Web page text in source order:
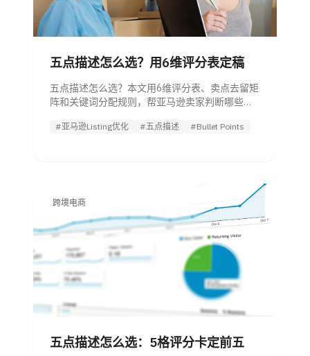
五点描述怎么选？用6维评分表定稿
五点描述怎么选？本文用6维评分表、卖点去留矩
阵和关键词分配规则，帮亚马逊卖家判断哪些卖
#亚马逊Listing优化 #五点描述 #Bullet Points
跨境电商
五点描述怎么选：5格评分卡定前五